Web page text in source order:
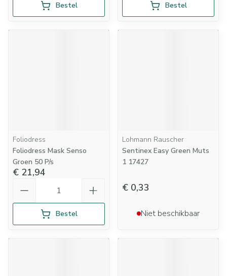
Bestel Bestel
Foliodress
Foliodress Mask Senso
Groen 50 P/s
€ 21,94
Bestel
Lohmann Rauscher
Sentinex Easy Green Muts
1 17427
€ 0,33
Niet beschikbaar